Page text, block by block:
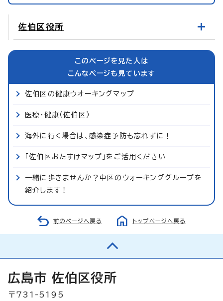
佐伯区役所
このページを見た人は
こんなページも見ています
佐伯区の健康ウオーキングマップ
医療・健康（佐伯区）
海外に行く場合は、感染症予防も忘れずに！
「佐伯区おたすけマップ」をご活用ください
一緒に歩きませんか？中区のウォーキンググループを
紹介します！
前のページへ戻る トップページへ戻る
広島市 佐伯区役所
〒731-5195